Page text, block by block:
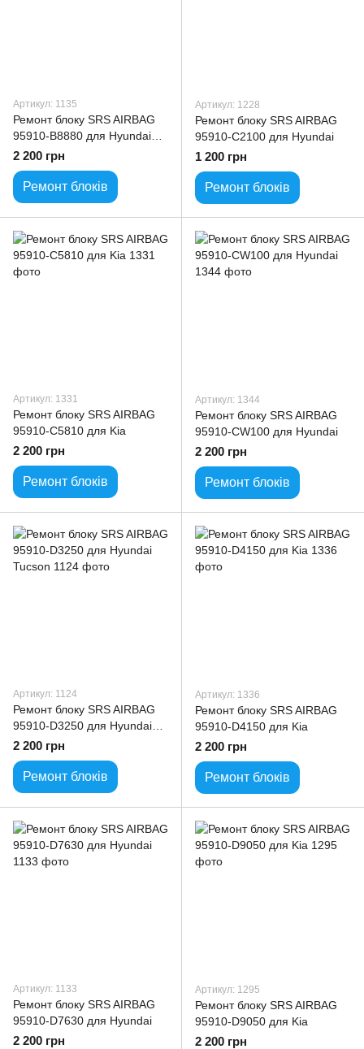
Артикул: 1135
Ремонт блоку SRS AIRBAG
95910-B8880 для Hyundai
Kia
2 200 грн
Ремонт блоків
Артикул: 1228
Ремонт блоку SRS AIRBAG
95910-C2100 для Hyundai
1 200 грн
Ремонт блоків
Артикул: 1331
Ремонт блоку SRS AIRBAG
95910-C5810 для Kia
2 200 грн
Ремонт блоків
Артикул: 1344
Ремонт блоку SRS AIRBAG
95910-CW100 для Hyundai
2 200 грн
Ремонт блоків
Артикул: 1124
Ремонт блоку SRS AIRBAG
95910-D3250 для Hyundai
Tucson
2 200 грн
Ремонт блоків
Артикул: 1336
Ремонт блоку SRS AIRBAG
95910-D4150 для Kia
2 200 грн
Ремонт блоків
Артикул: 1133
Ремонт блоку SRS AIRBAG
95910-D7630 для Hyundai
2 200 грн
Артикул: 1295
Ремонт блоку SRS AIRBAG
95910-D9050 для Kia
2 200 грн